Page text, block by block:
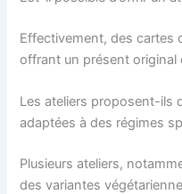
Effectivement, des cartes
offrant un présent original
Les ateliers proposent-ils
adaptées à des régimes
Plusieurs ateliers,
des variantes